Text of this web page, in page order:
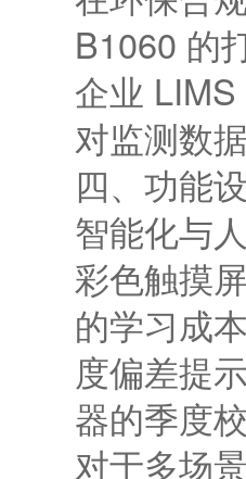
B1060 的
企业
对监测数
四、功能
智能化与
彩色触摸
的学习成
度偏差提
器的季度
对于多场